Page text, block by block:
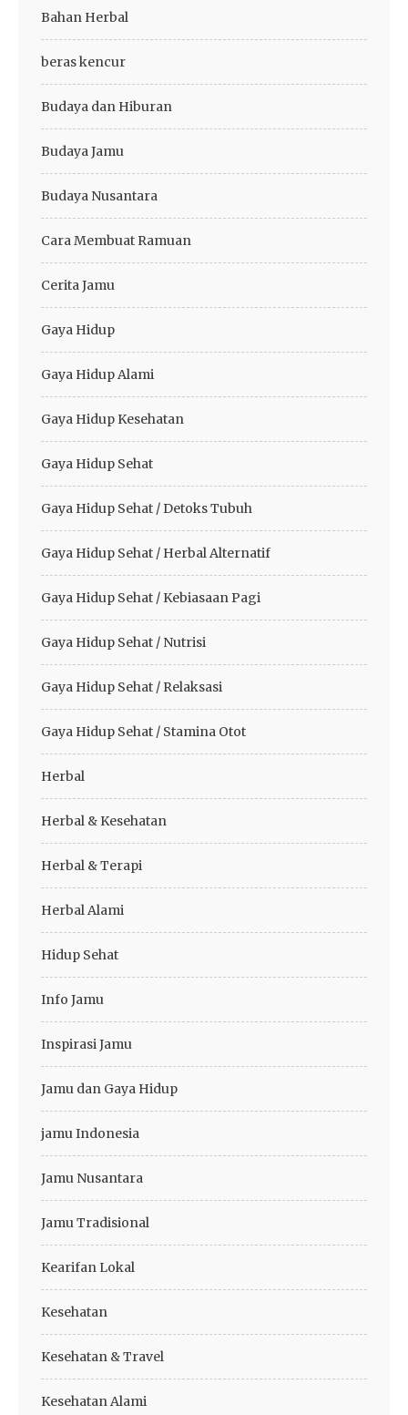
Bahan Herbal
beras kencur
Budaya dan Hiburan
Budaya Jamu
Budaya Nusantara
Cara Membuat Ramuan
Cerita Jamu
Gaya Hidup
Gaya Hidup Alami
Gaya Hidup Kesehatan
Gaya Hidup Sehat
Gaya Hidup Sehat / Detoks Tubuh
Gaya Hidup Sehat / Herbal Alternatif
Gaya Hidup Sehat / Kebiasaan Pagi
Gaya Hidup Sehat / Nutrisi
Gaya Hidup Sehat / Relaksasi
Gaya Hidup Sehat / Stamina Otot
Herbal
Herbal & Kesehatan
Herbal & Terapi
Herbal Alami
Hidup Sehat
Info Jamu
Inspirasi Jamu
Jamu dan Gaya Hidup
jamu Indonesia
Jamu Nusantara
Jamu Tradisional
Kearifan Lokal
Kesehatan
Kesehatan & Travel
Kesehatan Alami